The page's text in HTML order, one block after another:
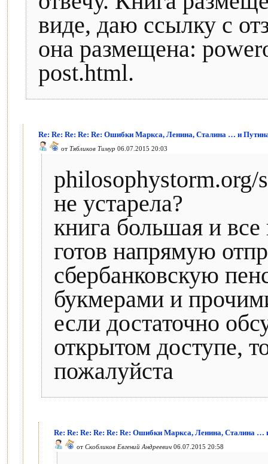
виде, даю ссылку с
она размещена:
post.html.
Re: Re: Re: Re: Re: Ошибки Маркса, Ленина, Сталина … и
от Тябликов Тимур 06.07.2015 20:03
philosophystorm.org/
не устарела?
книга большая и
готов напрямую
сбербанковскую
букмерами и
если достаточно
открытом доступе,
пожалуйста
Re: Re: Re: Re: Re: Re: Ошибки Маркса, Ленина, Сталина …
от Скобликов Евгений Андреевич 06.07.2015 20:58